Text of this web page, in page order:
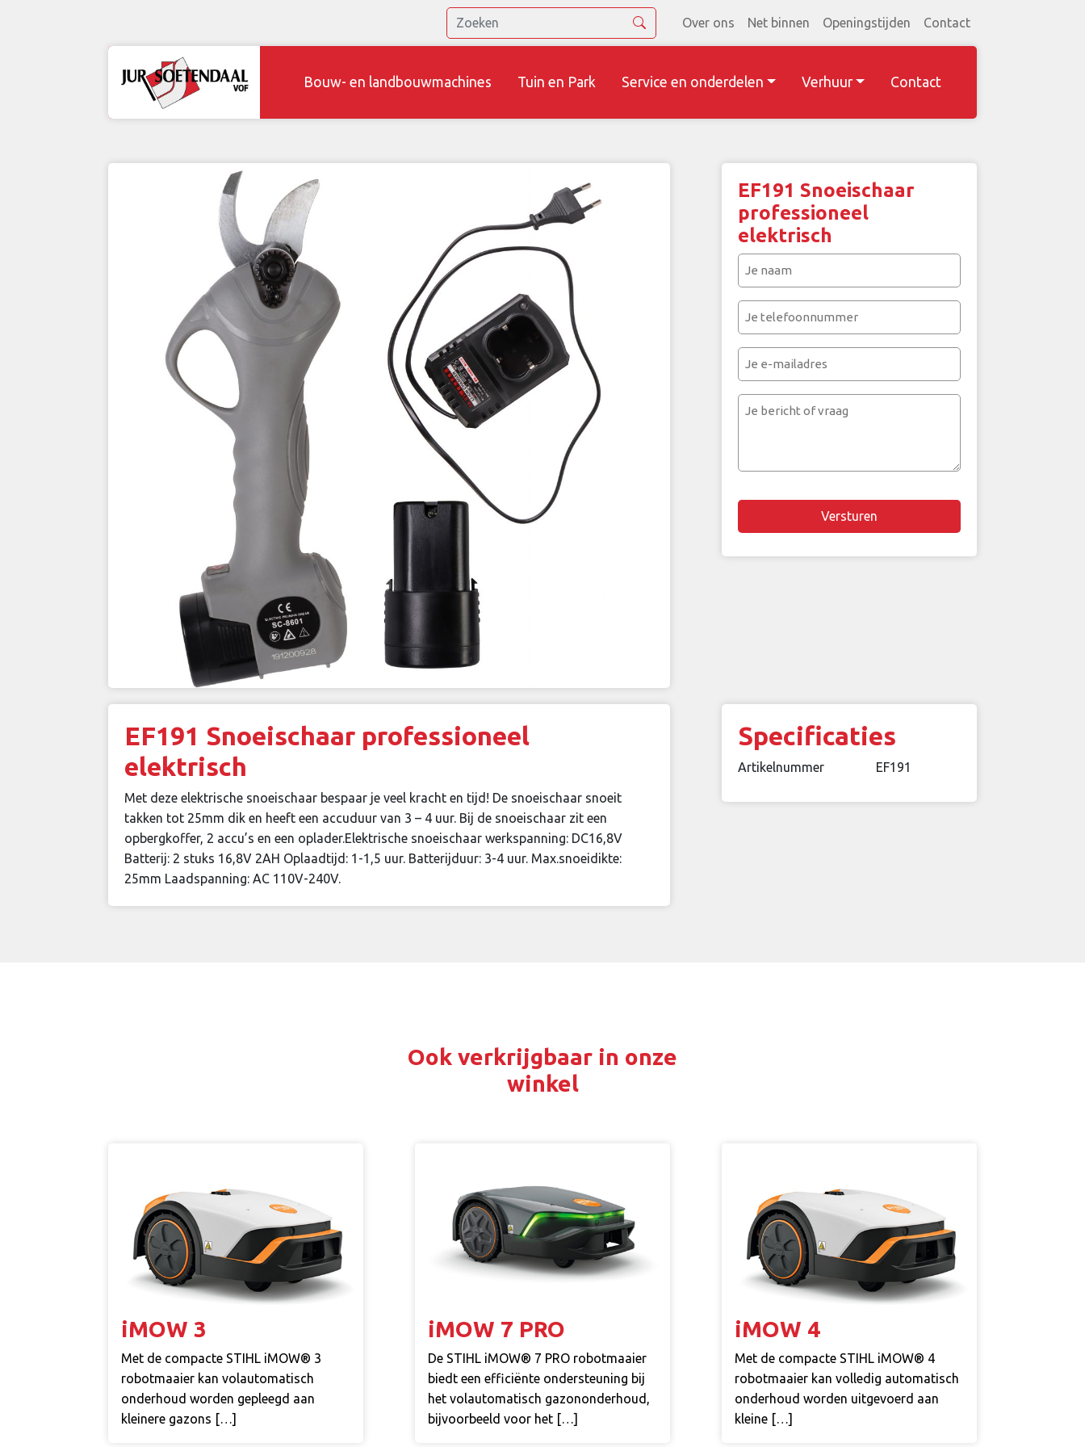
Over ons Net binnen Openingstijden Contact
Bouw- en landbouwmachines Tuin en Park Service en onderdelen Verhuur Contact
EF191 Snoeischaar
professioneel
elektrisch
naam
(Vereist)
telefoonnummer
(Vereist)
e-
mailadres
Chapta
EF191 Snoeischaar professioneel
elektrisch
Met deze elektrische snoeischaar bespaar je veel kracht en tijd! De snoeischaar snoeit
takken tot 25mm dik en heeft een accuduur van 3 – 4 uur. Bij de snoeischaar zit een
opbergkoffer, 2 accu’s en een oplader.Elektrische snoeischaar werkspanning: DC16,8V
Batterij: 2 stuks 16,8V 2AH Oplaadtijd: 1-1,5 uur. Batterijduur: 3-4 uur. Max.snoeidikte:
25mm Laadspanning: AC 110V-240V.
Specificaties
Artikelnummer EF191
Ook verkrijgbaar in onze
winkel
iMOW 3
Met de compacte STIHL iMOW® 3
robotmaaier kan volautomatisch
onderhoud worden gepleegd aan
kleinere gazons […]
iMOW 7 PRO
De STIHL iMOW® 7 PRO robotmaaier
biedt een efficiënte ondersteuning bij
het volautomatisch gazononderhoud,
bijvoorbeeld voor het […]
iMOW 4
Met de compacte STIHL iMOW® 4
robotmaaier kan volledig automatisch
onderhoud worden uitgevoerd aan
kleine […]